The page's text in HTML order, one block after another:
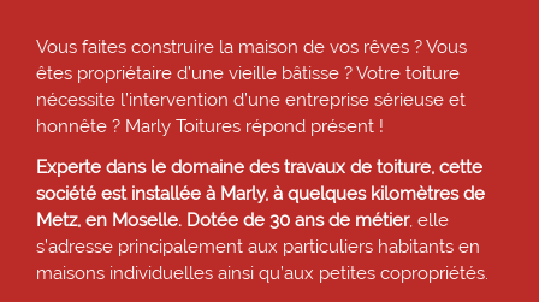
Vous faites construire la maison de vos rêves ? Vous
êtes propriétaire d’une vieille bâtisse ? Votre toiture
nécessite l’intervention d’une entreprise sérieuse et
honnête ? Marly Toitures répond présent !
Experte dans le domaine des travaux de toiture, cette
société est installée à Marly, à quelques kilomètres de
Metz, en Moselle. Dotée de 30 ans de métier, elle
s’adresse principalement aux particuliers habitants en
maisons individuelles ainsi qu’aux petites copropriétés.